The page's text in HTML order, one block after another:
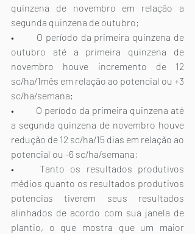
quinzena de novembro em relação a
segunda quinzena de outubro;
•	O período da primeira quinzena de
outubro até a primeira quinzena de
novembro houve incremento de 12
sc/ha/1mês em relação ao potencial ou +3
sc/ha/semana;
•	O período da primeira quinzena até
a segunda quinzena de novembro houve
redução de 12 sc/ha/15 dias em relação ao
potencial ou -6 sc/ha/semana;
•	Tanto os resultados produtivos
médios quanto os resultados produtivos
potencias tiverem seus resultados
alinhados de acordo com sua janela de
plantio, o que mostra que um maior